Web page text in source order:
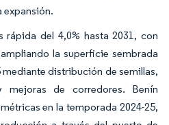
expansión.
rápida del 4,0% hasta 2031, con
la superficie sembrada
mediante distribución de semillas,
mejoras de corredores. Benín
en la temporada 2024-25,